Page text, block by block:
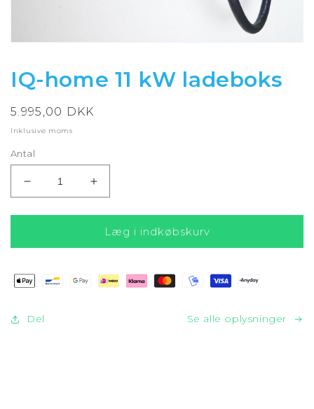
modus
IQ-home 11 kW ladeboks
Normalpris
5.995,00 DKK
Inklusive moms
Antal
Reducer
antallet
for
home
kW
ladeboks
Øg
antallet
for
IQ-
home
kW
ladeboks
Læg i indkøbskurv
Del Se alle oplysninger